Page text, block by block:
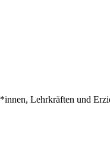
Lehrkräften und